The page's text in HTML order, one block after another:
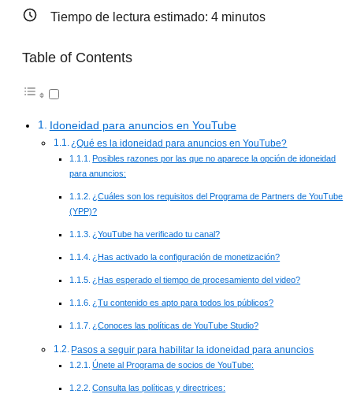
Tiempo de lectura estimado: 4 minutos
Table of Contents
Idoneidad para anuncios en YouTube
¿Qué es la idoneidad para anuncios en YouTube?
Posibles razones por las que no aparece la opción de idoneidad
para anuncios:
¿Cuáles son los requisitos del Programa de Partners de YouTube
(YPP)?
¿YouTube ha verificado tu canal?
¿Has activado la configuración de monetización?
¿Has esperado el tiempo de procesamiento del video?
¿Tu contenido es apto para todos los públicos?
¿Conoces las políticas de YouTube Studio?
Pasos a seguir para habilitar la idoneidad para anuncios
Únete al Programa de socios de YouTube:
Consulta las políticas y directrices: